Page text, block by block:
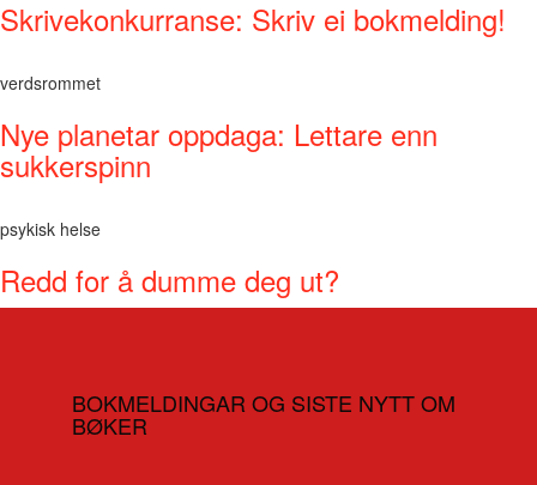
Skrivekonkurranse: Skriv ei bokmelding!
verdsrommet
Nye planetar oppdaga: Lettare enn
sukkerspinn
psykisk helse
Redd for å dumme deg ut?
BOKMELDINGAR OG SISTE NYTT OM
BØKER